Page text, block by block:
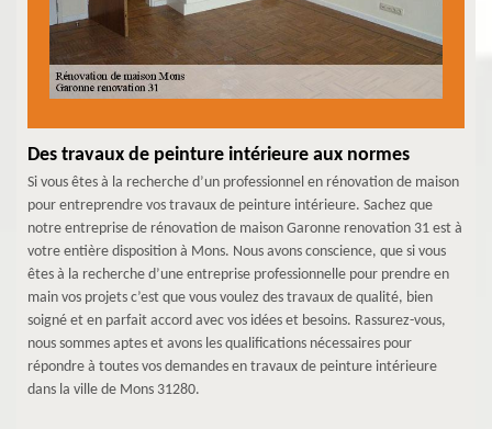
Des travaux de peinture intérieure aux normes
Si vous êtes à la recherche d’un professionnel en rénovation de maison
pour entreprendre vos travaux de peinture intérieure. Sachez que
notre entreprise de rénovation de maison Garonne renovation 31 est à
votre entière disposition à Mons. Nous avons conscience, que si vous
êtes à la recherche d’une entreprise professionnelle pour prendre en
main vos projets c’est que vous voulez des travaux de qualité, bien
soigné et en parfait accord avec vos idées et besoins. Rassurez-vous,
nous sommes aptes et avons les qualifications nécessaires pour
répondre à toutes vos demandes en travaux de peinture intérieure
dans la ville de Mons 31280.